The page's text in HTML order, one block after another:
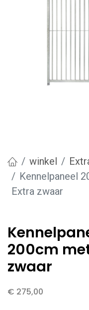
winkel
Kennelpaneel
Extra zwaar
200cm
zwaar
€ 275,00